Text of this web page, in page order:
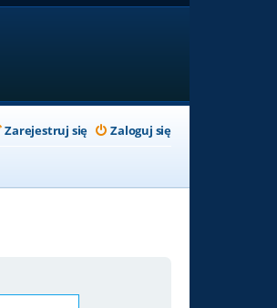
Zaloguj się
Zarejestruj się